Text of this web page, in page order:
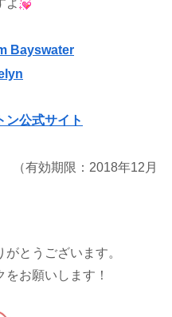
Bayswater
ン公式サイト
（有効期限：2018年12月
とうございます。
お願いします！